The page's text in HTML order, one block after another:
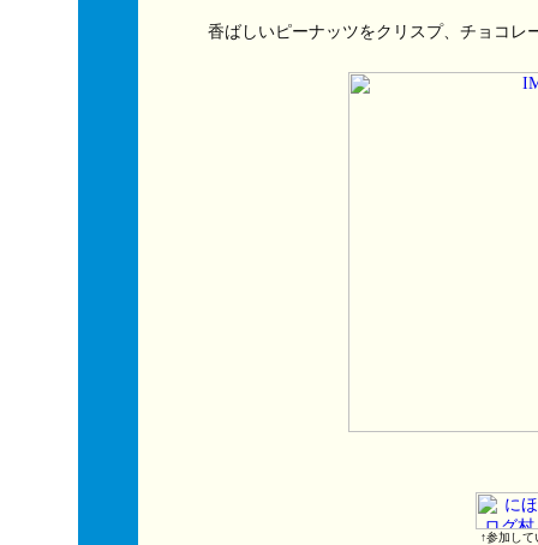
香ばしいピーナッツをクリスプ、チョコレ
↑参加して